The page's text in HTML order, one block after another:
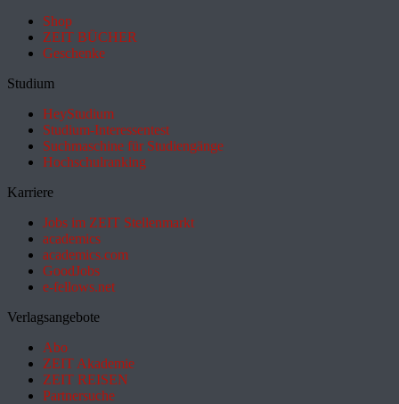
Shop
ZEIT BÜCHER
Geschenke
Studium
HeyStudium
Studium-Interessentest
Suchmaschine für Studiengänge
Hochschulranking
Karriere
Jobs im ZEIT Stellenmarkt
academics
academics.com
GoodJobs
e-fellows.net
Verlagsangebote
Abo
ZEIT Akademie
ZEIT REISEN
Partnersuche